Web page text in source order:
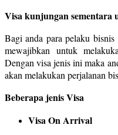
Visa kunjungan sementara
Bagi anda para pelaku
mewajibkan untuk
Dengan visa jenis ini maka
akan melakukan perjalanan
Beberapa jenis Visa
Visa On Arrival